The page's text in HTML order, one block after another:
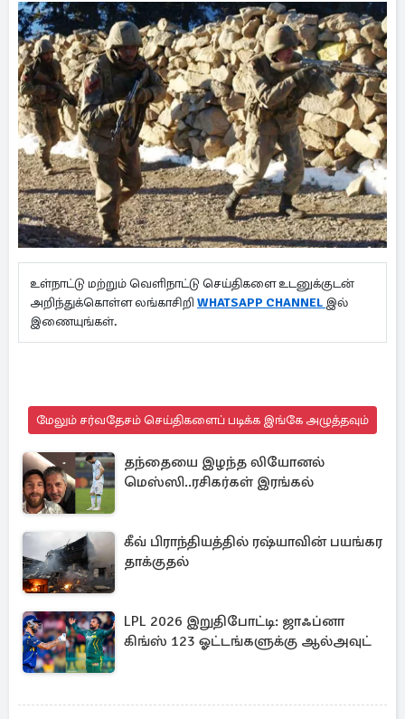
உள்நாட்டு மற்றும் வெளிநாட்டு செய்திகளை உடனுக்குடன்
அறிந்துக்கொள்ள லங்காசிறி WHATSAPP CHANNEL இல்
இணையுங்கள்.
மேலும் சர்வதேசம் செய்திகளைப் படிக்க இங்கே அழுத்தவும்
தந்தையை இழந்த லியோனல்
மெஸ்ஸி..ரசிகர்கள் இரங்கல்
கீவ் பிராந்தியத்தில் ரஷ்யாவின் பயங்கர
தாக்குதல்
LPL 2026 இறுதிபோட்டி: ஜாஃப்னா
கிங்ஸ் 123 ஓட்டங்களுக்கு ஆல்அவுட்